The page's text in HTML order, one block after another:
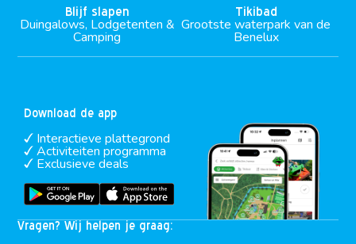
Blijf slapen
Duingalows, Lodgetenten &
Camping
Tikibad
Grootste waterpark van de
Benelux
Vragen? Wij helpen je graag:
Download de app
Interactieve plattegrond
Activiteiten programma
Exclusieve deals